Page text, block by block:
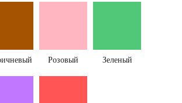
Розовый Зеленый